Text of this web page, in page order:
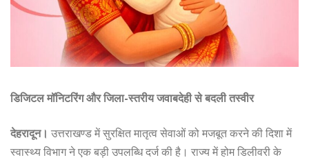
डिजिटल मॉनिटरिंग और जिला-स्तरीय जवाबदेही से बदली तस्वीर
देहरादून। उत्तराखण्ड में सुरक्षित मातृत्व सेवाओं को मजबूत करने की दिशा में
स्वास्थ्य विभाग ने एक बड़ी उपलब्धि दर्ज की है। राज्य में होम डिलीवरी के